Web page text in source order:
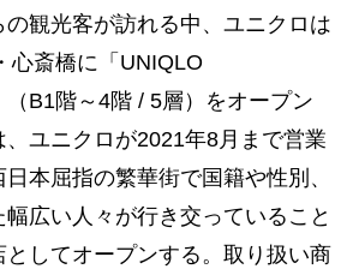
観光客が訪れる中、ユニクロは
心斎橋に「UNIQLO
B1階～4階 / 5層）をオープン
ユニクロが2021年8月まで営業
本屈指の繁華街で国籍や性別、
広い人々が行き交っていること
してオープンする。取り扱い商